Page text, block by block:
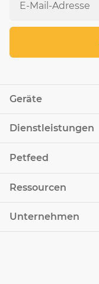
Geräte
Dienstleistungen
Petfeed
Ressourcen
Unternehmen